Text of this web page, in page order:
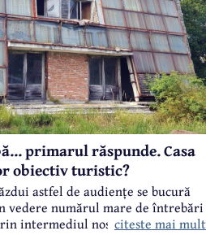
primarul răspunde. Casa
obiectiv turistic?
astfel de audiențe se bucură
vedere numărul mare de întrebări
intermediul nostru primarului
citeste mai mult